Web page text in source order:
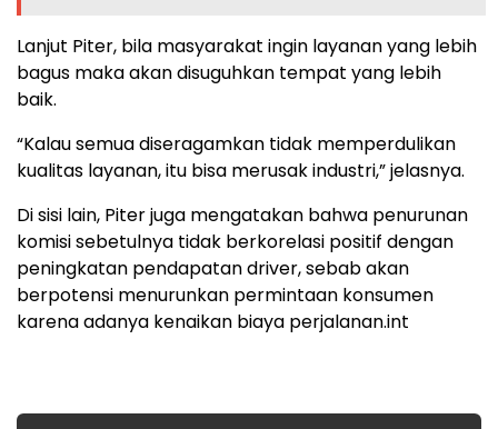
Lanjut Piter, bila masyarakat ingin layanan yang lebih
bagus maka akan disuguhkan tempat yang lebih
baik.
“Kalau semua diseragamkan tidak memperdulikan
kualitas layanan, itu bisa merusak industri,” jelasnya.
Di sisi lain, Piter juga mengatakan bahwa penurunan
komisi sebetulnya tidak berkorelasi positif dengan
peningkatan pendapatan driver, sebab akan
berpotensi menurunkan permintaan konsumen
karena adanya kenaikan biaya perjalanan.int